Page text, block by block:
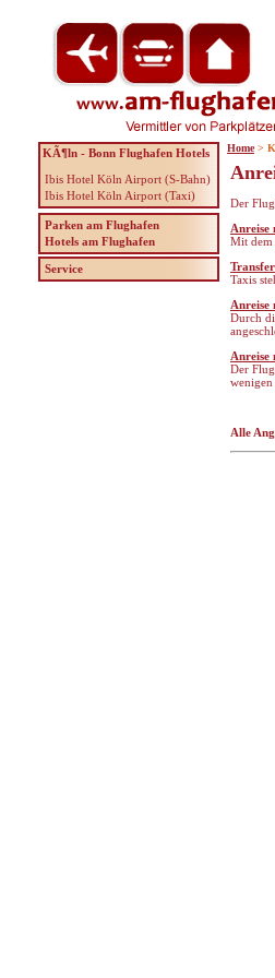
Der
Anreise
Mit dem
Taxis
Anreise
Durch
Anreise
Der
Alle
KÃ¶ln - Bonn Flughafen Hotels
Ibis Hotel Köln Airport (S-Bahn)
Ibis Hotel Köln Airport (Taxi)
Parken am Flughafen
Hotels am Flughafen
Service
Home >